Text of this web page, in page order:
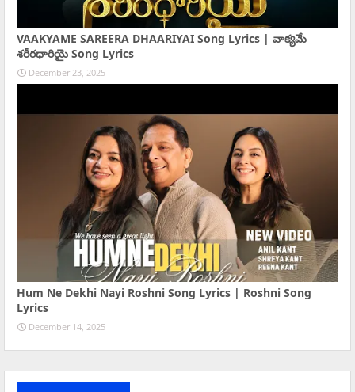
VAAKYAME SAREERA DHAARIYAI Song Lyrics | వాక్యమే
శరీరధారియై Song Lyrics
December 23, 2025
Hum Ne Dekhi Nayi Roshni Song Lyrics | Roshni Song
Lyrics
December 14, 2025